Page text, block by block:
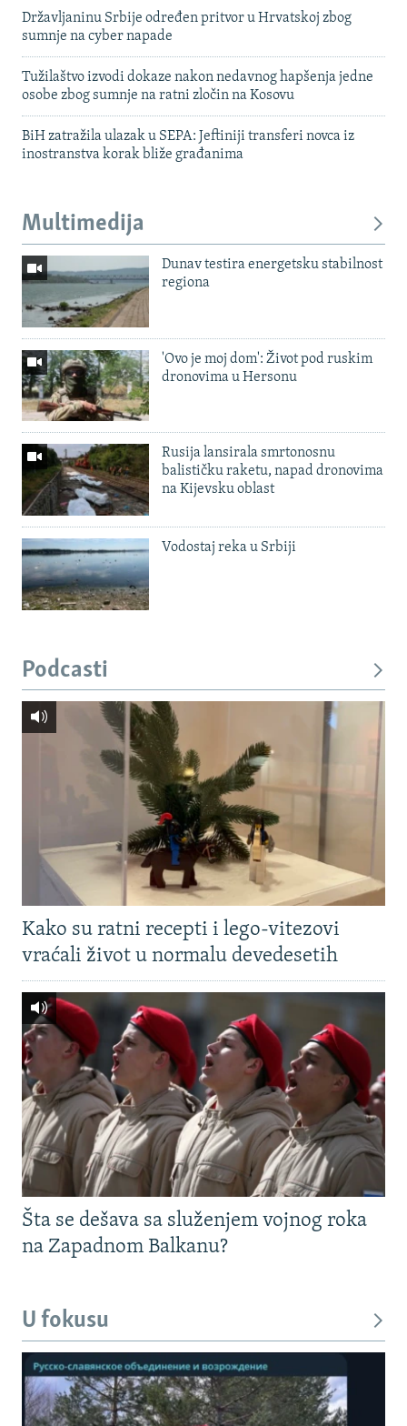
Državljaninu Srbije određen pritvor u Hrvatskoj zbog
sumnje na cyber napade
Tužilaštvo izvodi dokaze nakon nedavnog hapšenja jedne
osobe zbog sumnje na ratni zločin na Kosovu
BiH zatražila ulazak u SEPA: Jeftiniji transferi novca iz
inostranstva korak bliže građanima
Multimedija
Dunav testira energetsku stabilnost
regiona
'Ovo je moj dom': Život pod ruskim
dronovima u Hersonu
Rusija lansirala smrtonosnu
balističku raketu, napad dronovima
na Kijevsku oblast
Vodostaj reka u Srbiji
Podcasti
Kako su ratni recepti i lego-vitezovi
vraćali život u normalu devedesetih
Šta se dešava sa služenjem vojnog roka
na Zapadnom Balkanu?
U fokusu